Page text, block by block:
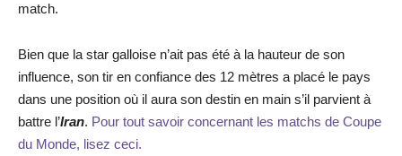
match.
Bien que la star galloise n’ait pas été à la hauteur de son
influence, son tir en confiance des 12 mètres a placé le pays
dans une position où il aura son destin en main s’il parvient à
battre l’Iran. Pour tout savoir concernant les matchs de Coupe
du Monde, lisez ceci.